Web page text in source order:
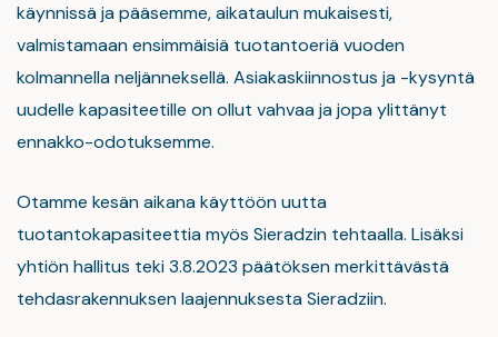
käynnissä ja pääsemme, aikataulun mukaisesti,
valmistamaan ensimmäisiä tuotantoeriä vuoden
kolmannella neljänneksellä. Asiakaskiinnostus ja -kysyntä
uudelle kapasiteetille on ollut vahvaa ja jopa ylittänyt
ennakko-odotuksemme.
Otamme kesän aikana käyttöön uutta
tuotantokapasiteettia myös Sieradzin tehtaalla. Lisäksi
yhtiön hallitus teki 3.8.2023 päätöksen merkittävästä
tehdasrakennuksen laajennuksesta Sieradziin.